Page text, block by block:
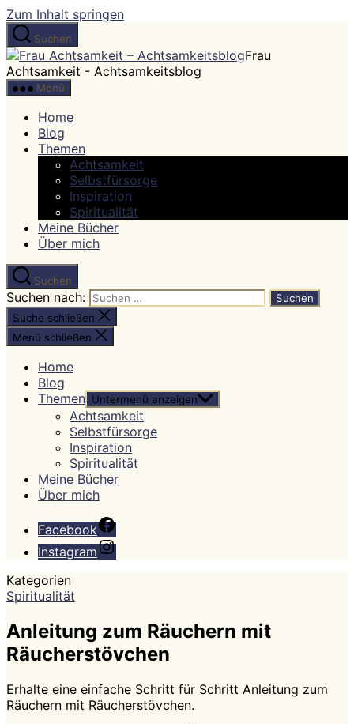
Zum Inhalt springen
Suchen
Frau
Achtsamkeit - Achtsamkeitsblog
Menü
Home
Blog
Themen
Achtsamkeit
Selbstfürsorge
Inspiration
Spiritualität
Meine Bücher
Über mich
Suchen
Suchen nach:
Suche schließen
Menü schließen
Home
Blog
Themen Untermenü anzeigen
Achtsamkeit
Selbstfürsorge
Inspiration
Spiritualität
Meine Bücher
Über mich
Facebook
Instagram
Kategorien
Spiritualität
Anleitung zum Räuchern mit
Räucherstövchen
Erhalte eine einfache Schritt für Schritt Anleitung zum
Räuchern mit Räucherstövchen.